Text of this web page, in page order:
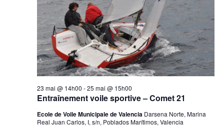
vues
Entraînement voile sportive – Comet 21
23 mai @ 14h00 -25 mai @ 15h00
Ecole de Voile Municipale de Valencia Darsena Norte, Marina
Real Juan Carlos, I, s/n, Poblados Marítimos, Valencia